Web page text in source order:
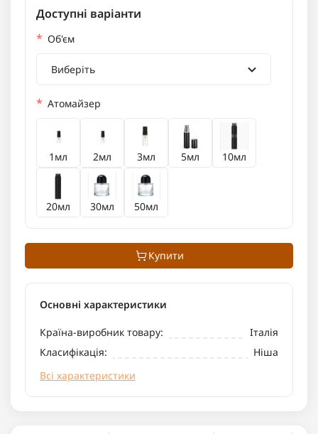
Доступні варіанти
* Об'єм
Виберіть
* Атомайзер
1мл 2мл 3мл 5мл 10мл
20мл 30мл 50мл
Купити
Основні характеристики
Країна-виробник товару:
Італія
Класифікація:
Ніша
Всі характеристики